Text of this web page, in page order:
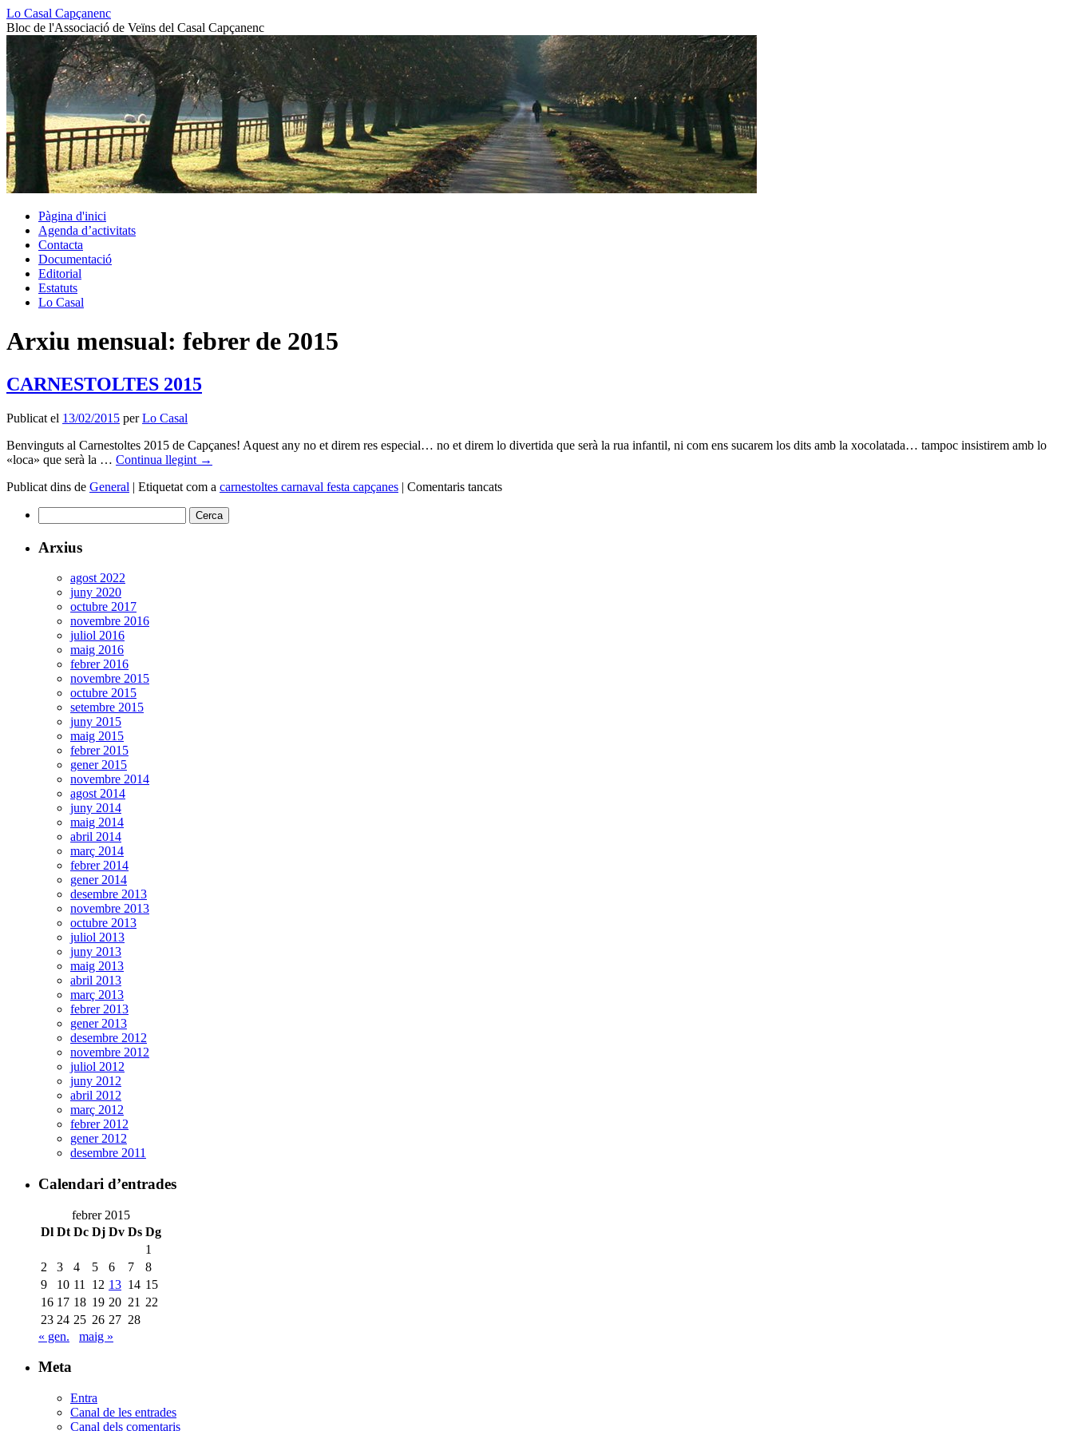
Vés
al
contingut
Lo Casal Capçanenc
Bloc de l'Associació de Veïns del Casal Capçanenc
Pàgina d'inici
Agenda d’activitats
Contacta
Documentació
Editorial
Estatuts
Lo Casal
Arxiu mensual: febrer de 2015
CARNESTOLTES 2015
Publicat el 13/02/2015 per Lo Casal
Benvinguts al Carnestoltes 2015 de Capçanes! Aquest any no et direm res especial… no et direm lo divertida que serà la rua infantil, ni com ens sucarem los dits amb la xocolatada… tampoc insistirem amb lo
«loca» que serà la … Continua llegint →
Publicat dins de General | Etiquetat com a carnestoltes carnaval festa capçanes | Comentaris tancatsa
Arxius
agost 2022
juny 2020
octubre 2017
novembre 2016
juliol 2016
maig 2016
febrer 2016
novembre 2015
octubre 2015
setembre 2015
juny 2015
maig 2015
febrer 2015
gener 2015
novembre 2014
agost 2014
juny 2014
maig 2014
abril 2014
març 2014
febrer 2014
gener 2014
desembre 2013
novembre 2013
octubre 2013
juliol 2013
juny 2013
maig 2013
abril 2013
març 2013
febrer 2013
gener 2013
desembre 2012
novembre 2012
juliol 2012
juny 2012
abril 2012
març 2012
febrer 2012
gener 2012
desembre 2011
Calendari d’entrades
febrer 2015
Dl Dt Dc Dj Dv Ds Dg
1
2
3 4 5 6 7
8
9
10 11 12 13 14 15
16 17 18 19 20 21 22
23 24 25 26 27 28
« gen.
maig »
Meta
Entra
Canal de les entrades
Canal dels comentaris